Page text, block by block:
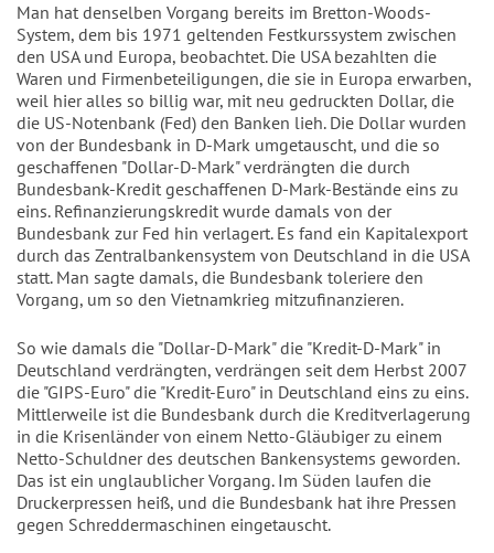
Man hat denselben Vorgang bereits im Bretton-Woods-
System, dem bis 1971 geltenden Festkurssystem zwischen
den USA und Europa, beobachtet. Die USA bezahlten die
Waren und Firmenbeteiligungen, die sie in Europa erwarben,
weil hier alles so billig war, mit neu gedruckten Dollar, die
die US-Notenbank (Fed) den Banken lieh. Die Dollar wurden
von der Bundesbank in D-Mark umgetauscht, und die so
geschaffenen "Dollar-D-Mark" verdrängten die durch
Bundesbank-Kredit geschaffenen D-Mark-Bestände eins zu
eins. Refinanzierungskredit wurde damals von der
Bundesbank zur Fed hin verlagert. Es fand ein Kapitalexport
durch das Zentralbankensystem von Deutschland in die USA
statt. Man sagte damals, die Bundesbank toleriere den
Vorgang, um so den Vietnamkrieg mitzufinanzieren.
So wie damals die "Dollar-D-Mark" die "Kredit-D-Mark" in
Deutschland verdrängten, verdrängen seit dem Herbst 2007
die "GIPS-Euro" die "Kredit-Euro" in Deutschland eins zu eins.
Mittlerweile ist die Bundesbank durch die Kreditverlagerung
in die Krisenländer von einem Netto-Gläubiger zu einem
Netto-Schuldner des deutschen Bankensystems geworden.
Das ist ein unglaublicher Vorgang. Im Süden laufen die
Druckerpressen heiß, und die Bundesbank hat ihre Pressen
gegen Schreddermaschinen eingetauscht.